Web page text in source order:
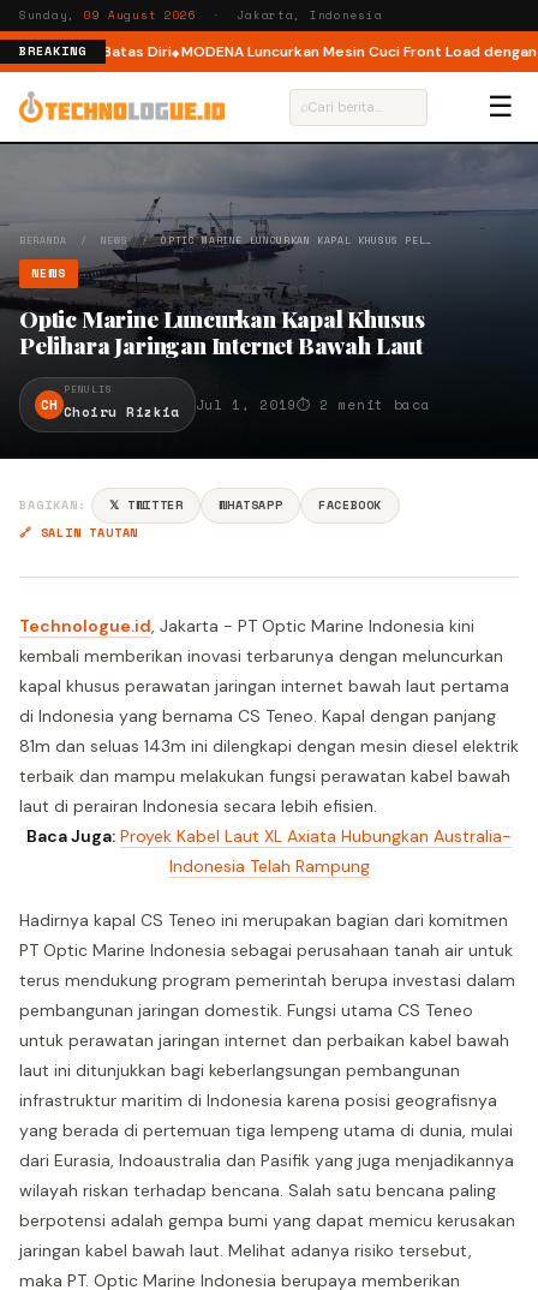
Sunday, 09 August 2026 · Jakarta, Indonesia
BREAKINGBatas Diri MODENA Luncurkan Mesin Cuci Front Load dengan
⌕ ☰
BERANDA / NEWS/OPTIC MARINE LUNCURKAN KAPAL KHUSUS PEL…
NEWS
Optic Marine Luncurkan Kapal Khusus
Pelihara Jaringan Internet Bawah Laut
CH
PENULIS
Choiru Rizkia Jul 1, 2019⏱ 2 menit baca
BAGIKAN: 𝕏 TWITTER WHATSAPP
FACEBOOK
🔗 SALIN TAUTAN
Technologue.id, Jakarta - PT Optic Marine Indonesia kini
kembali memberikan inovasi terbarunya dengan meluncurkan
kapal khusus perawatan jaringan internet bawah laut pertama
di Indonesia yang bernama CS Teneo. Kapal dengan panjang
81m dan seluas 143m ini dilengkapi dengan mesin diesel elektrik
terbaik dan mampu melakukan fungsi perawatan kabel bawah
laut di perairan Indonesia secara lebih efisien.
Baca Juga: Proyek Kabel Laut XL Axiata Hubungkan Australia-
Indonesia Telah Rampung
Hadirnya kapal CS Teneo ini merupakan bagian dari komitmen
PT Optic Marine Indonesia sebagai perusahaan tanah air untuk
terus mendukung program pemerintah berupa investasi dalam
pembangunan jaringan domestik. Fungsi utama CS Teneo
untuk perawatan jaringan internet dan perbaikan kabel bawah
laut ini ditunjukkan bagi keberlangsungan pembangunan
infrastruktur maritim di Indonesia karena posisi geografisnya
yang berada di pertemuan tiga lempeng utama di dunia, mulai
dari Eurasia, Indoaustralia dan Pasifik yang juga menjadikannya
wilayah riskan terhadap bencana. Salah satu bencana paling
berpotensi adalah gempa bumi yang dapat memicu kerusakan
jaringan kabel bawah laut. Melihat adanya risiko tersebut,
maka PT. Optic Marine Indonesia berupaya memberikan